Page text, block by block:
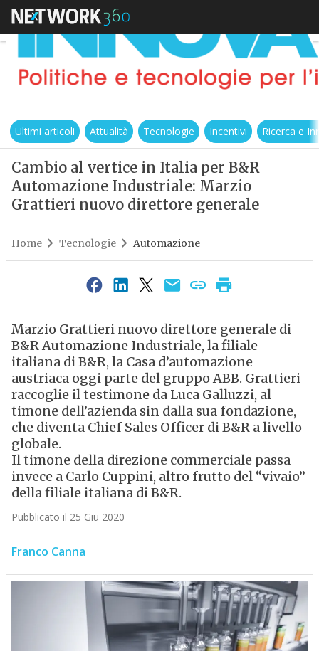
Ultimi articoli Attualità Tecnologie Incentivi Ricerca e
Cambio al vertice in Italia per B&R
Automazione Industriale: Marzio
Grattieri nuovo direttore generale
Home Tecnologie Automazione
Marzio Grattieri nuovo direttore generale di
B&R Automazione Industriale, la filiale
italiana di B&R, la Casa d’automazione
austriaca oggi parte del gruppo ABB. Grattieri
raccoglie il testimone da Luca Galluzzi, al
timone dell’azienda sin dalla sua fondazione,
che diventa Chief Sales Officer di B&R a livello
globale.
Il timone della direzione commerciale passa
invece a Carlo Cuppini, altro frutto del “vivaio”
della filiale italiana di B&R.
Pubblicato il 25 Giu 2020
Franco Canna